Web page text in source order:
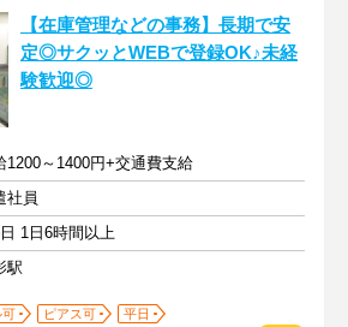
【在庫管理などの事務】長期で安
定◎サクッとWEBで登録OK♪未経
験歓迎◎
1200～1400円+交通費支給
社員
1日6時間以上
駅
可 ピアス可
平日